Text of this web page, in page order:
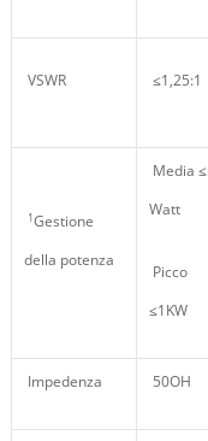
VSWR ≤1,25:1
1Gestione
della potenza
Media
Watt
Picco
≤1KW
Impedenza 50OH